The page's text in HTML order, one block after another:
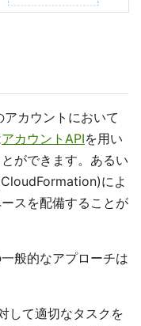
カウントにおいて
アカウントAPIを用い
ができます。あるい
によ
スを配備することが
般的なアプローチは
して適切なタスクを